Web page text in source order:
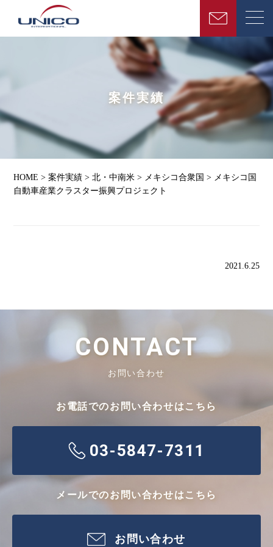
案件実績
HOME >案件実績 >北・中南米 > メキシコ合衆国 > メキシコ国
自動車産業クラスター振興プロジェクト
2021.6.25
CONTACT
お問い合わせ
お電話でのお問い合わせはこちら
03-5847-7311
メールでのお問い合わせはこちら
お問い合わせ